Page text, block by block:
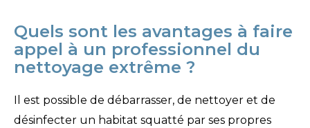
Quels sont les avantages à faire
appel à un professionnel du
nettoyage extrême ?
Il est possible de débarrasser, de nettoyer et de
désinfecter un habitat squatté par ses propres